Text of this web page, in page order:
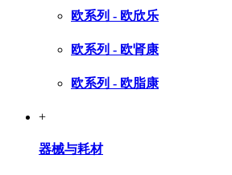
欧系列 - 欧欣乐
欧系列 - 欧肾康
欧系列 - 欧脂康
+
器械与耗材